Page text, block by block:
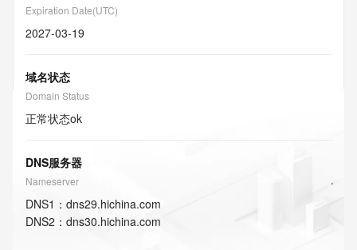
Expiration Date(UTC)
2027-03-19
域名状态
Domain Status
正常状态ok
DNS服务器
Nameserver
DNS1 ： dns29.hichina.com
DNS2 ： dns30.hichina.com